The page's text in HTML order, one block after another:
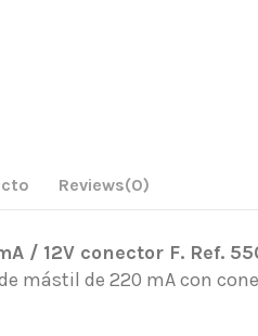
Reviews(0)
/ 12V conector F. Ref.
mástil de 220 mA con